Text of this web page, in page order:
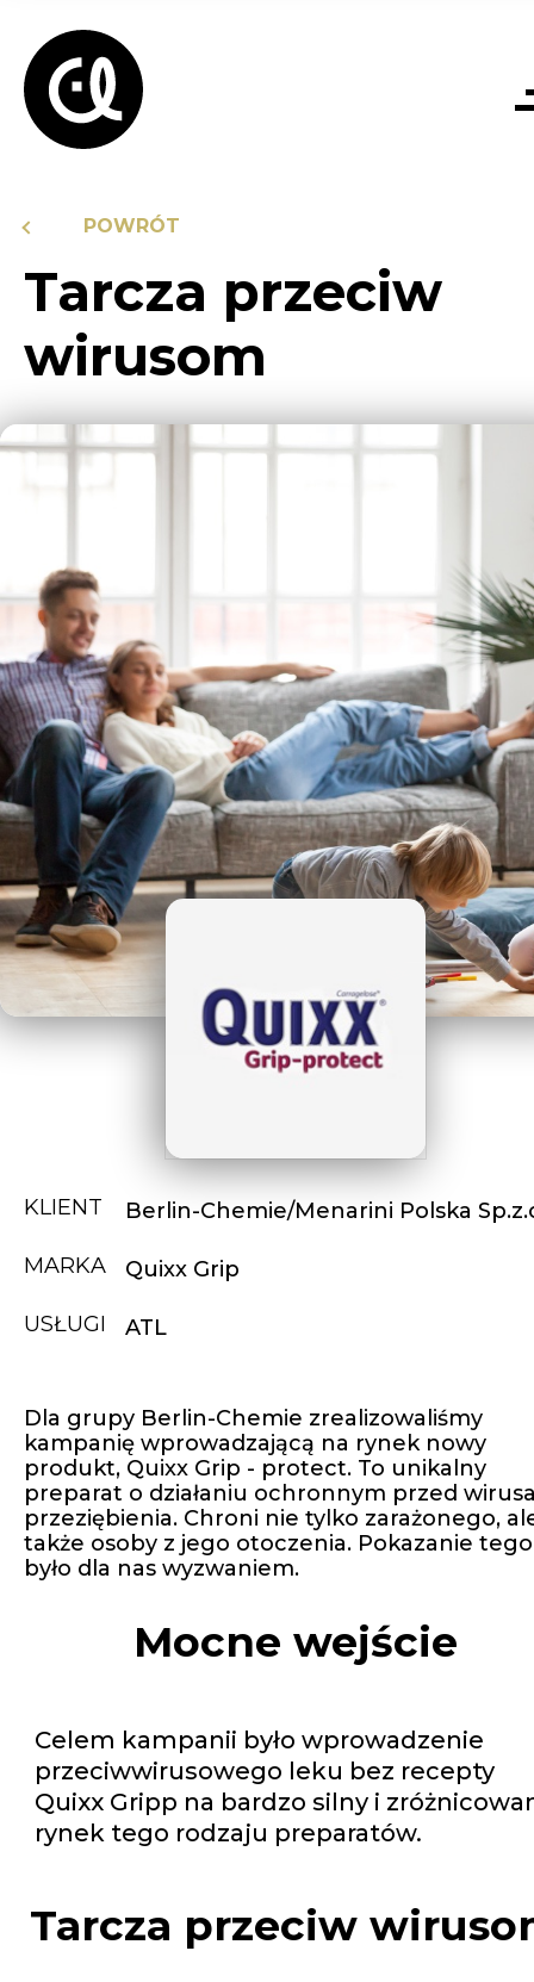
POWRÓT
Tarcza przeciw
wirusom
KLIENT Berlin-Chemie/Menarini Polska
MARKA Quixx Grip
USŁUGI ATL
Dla grupy Berlin-Chemie zrealizowaliśmy
kampanię wprowadzającą na rynek nowy
produkt, Quixx Grip - protect. To unikalny
preparat o działaniu ochronnym przed
przeziębienia. Chroni nie tylko zarażonego,
także osoby z jego otoczenia. Pokazanie tego
było dla nas wyzwaniem.
Mocne wejście
Celem kampanii było wprowadzenie
przeciwwirusowego leku bez recepty
Quixx Gripp na bardzo silny i
rynek tego rodzaju preparatów.
Tarcza przeciw